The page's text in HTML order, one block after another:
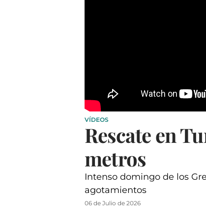
VÍDEOS
Rescate en
metros
Intenso domingo de los
agotamientos
06 de Julio de 2026